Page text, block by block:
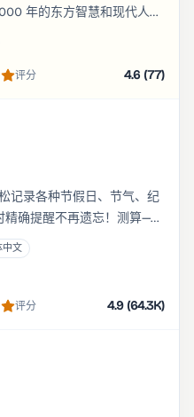
年的东方智慧和现代人工
您确切的出生年、月、日和
评分 4.6 (77)
记录各种节假日、节气、纪
精确提醒不再遗忘！测算——
报告，测算你的各方面运
中文
评分 4.9 (64.3K)